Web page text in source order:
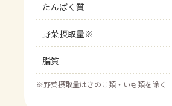
たんぱく質
野菜摂取量※
脂質
※野菜摂取量はきのこ類・いも類を除く